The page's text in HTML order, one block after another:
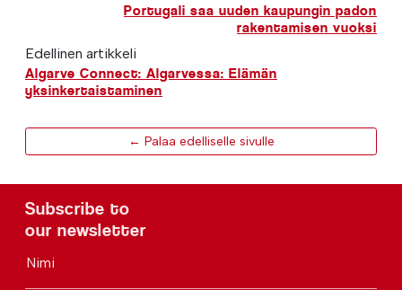
Portugali saa uuden kaupungin padon
rakentamisen vuoksi
Edellinen artikkeli
Algarve Connect: Algarvessa: Elämän
yksinkertaistaminen
← Palaa edelliselle sivulle
Subscribe to
our newsletter
Nimi